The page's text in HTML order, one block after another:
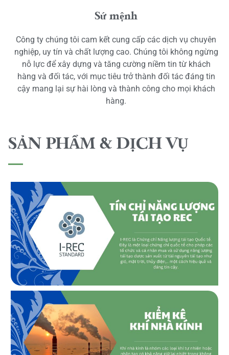
Sứ mệnh
Công ty chúng tôi cam kết cung cấp các dịch vụ chuyên
nghiệp, uy tín và chất lượng cao. Chúng tôi không ngừng
nỗ lực để xây dựng và tăng cường niềm tin từ khách
hàng và đối tác, với mục tiêu trở thành đối tác đáng tin
cậy mang lại sự hài lòng và thành công cho mọi khách
hàng.
SẢN PHẨM & DỊCH VỤ